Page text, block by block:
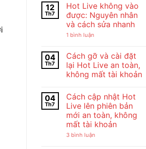
bình
luận
ở
Hot
Live
không
mã
xác
minh:
Nguyên
cách
xử
lý
12
Th7
Hot Live không vào
được: Nguyên nhân
và cách sửa nhanh
1 bình luậnở
không
vào
được:
Nguyên
nhân
sửa
nhanh
04
Th7
Cách gỡ và cài đặt
lại Hot Live an toàn,
không mất tài khoản
bình
luận
ở
Cách
gỡ
và
cài
04
Th7
Cách cập nhật Hot
Live lên phiên bản
mới an toàn, không
mất tài khoản
3 bình luậnở